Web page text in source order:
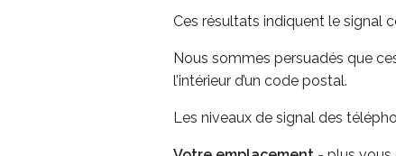
Ces résultats indiquent le signal
Nous sommes persuadés que
l’intérieur d’un code postal.
Les niveaux de signal des